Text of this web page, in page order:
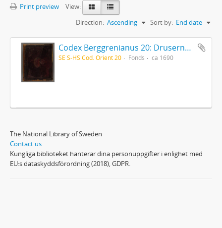
Print preview
View:
Sort by: End date
Direction: Ascending
Codex Berggrenianus 20: Drusernas på Libanon heliga bok
SE S-HS Cod. Orient 20 Fonds ca 1690
The National Library of Sweden
Contact us
Kungliga biblioteket hanterar dina personuppgifter i enlighet med
EU:s dataskyddsförordning (2018), GDPR.